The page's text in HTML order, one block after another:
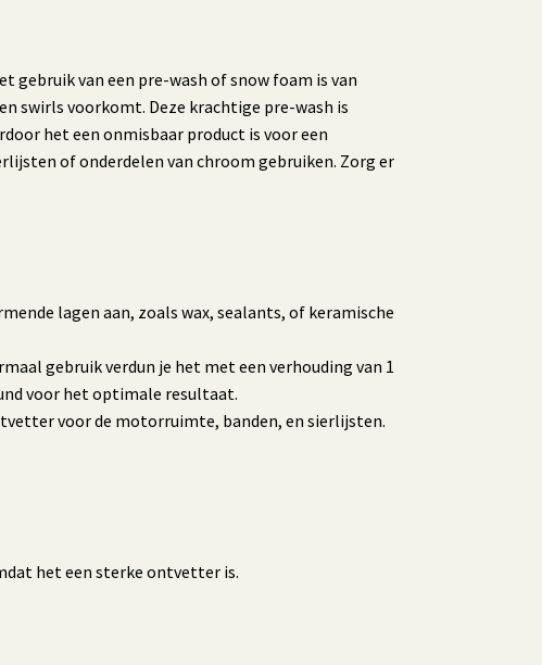
gebruik van een pre-wash of snow foam is van
swirls voorkomt. Deze krachtige pre-wash is
het een onmisbaar product is voor een
of onderdelen van chroom gebruiken. Zorg er
lagen aan, zoals wax, sealants, of keramische
gebruik verdun je het met een verhouding van 1
voor het optimale resultaat.
voor de motorruimte, banden, en sierlijsten.
het een sterke ontvetter is.